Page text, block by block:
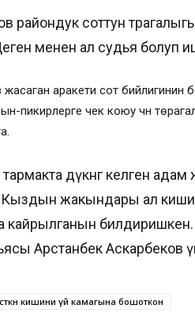
райондук соттун
менен ал судья болуп
аракети сот бийлигинин
пикирлерге чек коюу үчүн
дүкөнгө келген
Кыздын жакындары ал киши
кайрылганын
Арстанбек Аскарбеков
кишини үй камагына бошоткон